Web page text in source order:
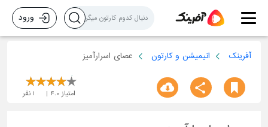
ورود
آفرینک انیمیشن و کارتون عصای اسرارآمیز
امتیاز 4.0
1 نفر